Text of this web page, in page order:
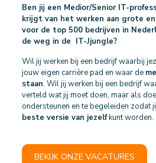
Ben jij een Medior/Senior IT-
krijgt van het werken aan grote
voor de top 500 bedrijven in
de weg in de IT-Jjungle?
Wil jij werken bij een bedrijf waarbij
jouw eigen carrière pad en waar de
staan. Wil jij werken bij een bedrijf
verteld wat jij moet doen, maar als
ondersteunen en te begeleiden zodat
beste versie van jezelfkunt worden.
BEKIJK ONZE VACATURES